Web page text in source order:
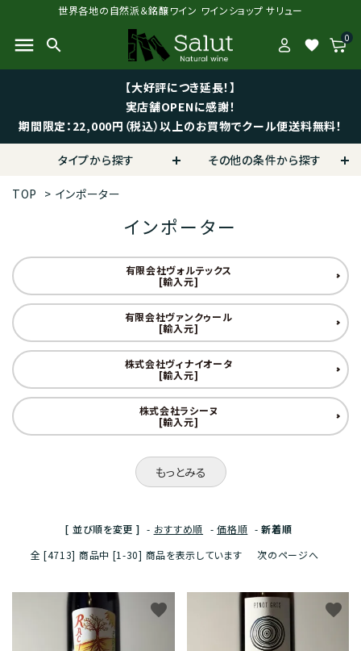
世界各地の自然派＆銘醸ワイン ワインショップ サリュー
menu search favorite 0
【大好評につき延長！】
実店舗OPENに感謝！
期間限定：22,000円（税込）以上のお買物でクール便送料無料！
タイプから探す その他の条件から探す
TOP > インポーター
インポーター
有限会社ヴォルテックス
[輸入元]
有限会社ヴァンクゥール
[輸入元]
株式会社ヴィナイオータ
[輸入元]
株式会社ラシーヌ
[輸入元]
もっとみる
[ 並び順を変更 ] - おすすめ順 -価格順 -新着順
全 [4713] 商品中 [1-30] 商品を表示しています
次のページへ
favorite favorite